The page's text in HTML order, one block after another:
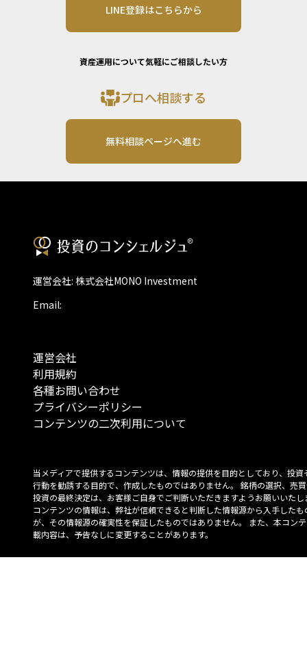
LINE登録はこちらから
資産運用について気軽にご相談したい方
プロへ相談する
無料相談ページへ進む
運営会社: 株式会社MONO Investment
Email:
運営会社
利用規約
各種お問い合わせ
プライバシーポリシー
コンテンツの二次利用について
当メディアで提供するコンテンツは、情報の提供を目的としており、投資
行動を勧誘する目的で、作成したものではありません。 銘柄の選択、売
投資の最終決定は、お客様ご自身でご判断いただきますようお願いいたし
コンテンツの情報は、弊社が信頼できると判断した情報源から入手したも
が、その情報源の確実性を保証したものではありません。 また、本コン
載内容は、予告なしに変更することがあります。